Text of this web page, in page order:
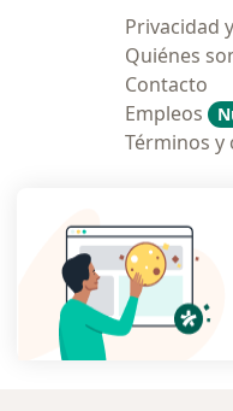
Privacidad
Quiénes
Contacto
Empleos
Términos y